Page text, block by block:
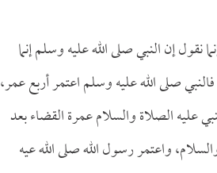
إن النبي صلى الله عليه وسلم إنما
صلى الله عليه وسلم اعتمر أربع عمر،
عليه الصلاة والسلام عمرة القضاء بعد
واعتمر رسول الله صلى الله عيه